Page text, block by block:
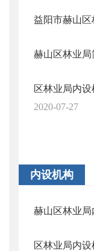
益阳市赫山
赫山区林业局
区林业局内
2020-07-27
内设机构
赫山区林业
区林业局内